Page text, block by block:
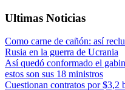
Ultimas Noticias
Como carne de cañón: así
Rusia en la guerra de Ucrania
Así quedó conformado el
estos son sus 18 ministros
Cuestionan contratos por $3,2